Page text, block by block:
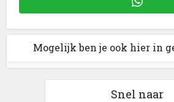
Mogelijk ben je ook hier in
Snel naar